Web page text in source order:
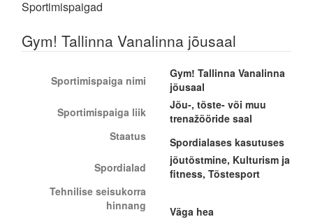
Sportimispaigad
Gym! Tallinna Vanalinna jõusaal
Sportimispaiga nimi
Gym! Tallinna Vanalinna
jõusaal
Sportimispaiga liik
Jõu-, tõste- või muu
trenažööride saal
Staatus
Spordialases kasutuses
Spordialad
jõutõstmine, Kulturism ja
fitness, Tõstesport
Tehnilise seisukorra
hinnang
Väga hea